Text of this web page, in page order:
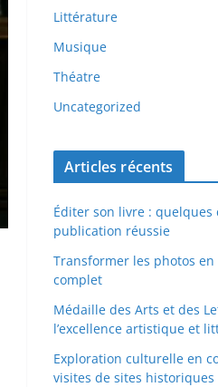
Littérature
Musique
Théatre
Uncategorized
Articles récents
Éditer son livre :
publication réussie
Transformer les photos
complet
Médaille des Arts et des
l’excellence artistique et
Exploration culturelle en
visites de sites